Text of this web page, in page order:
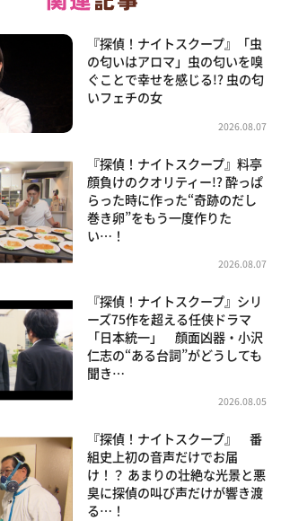
『探偵！ナイトスクープ』「虫
の匂いはアロマ」虫の匂いを嗅
ぐことで幸せを感じる!? 虫の匂
いフェチの女
2026.08.07
『探偵！ナイトスクープ』料亭
顔負けのクオリティー!? 酔っぱ
らった時に作った“奇跡のだし
巻き卵”をもう一度作りた
い…！
2026.08.07
『探偵！ナイトスクープ』シリ
ーズ75作を超える任侠ドラマ
「日本統一」 顔面凶器・小沢
仁志の“ある台詞”がどうしても
聞き…
2026.08.05
『探偵！ナイトスクープ』 番
組史上初の音声だけでお届
け！？ あまりの壮絶な光景と悪
臭に探偵の叫び声だけが響き渡
る…！